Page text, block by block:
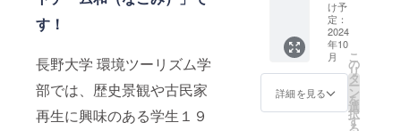
す！
長野大学 環境ツーリズム学
部では、歴史景観や古民家
再生に興味のある学生１９
ル、ブ
ルー、
ピンク
です。
サイズ
は
S,M,L,X
L,2XL,3
ティー
での
ケータ
リン
グ・ド
リンク
はご用
山道 二
十七番
目 長久
保宿〜
二十八
番目 和
田宿の
宿場を
け予
定：
2024
年10
月
詳細を見る
こ
の
リ
タ
ー
ン
を
選
択
す